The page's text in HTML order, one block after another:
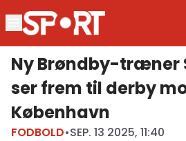
Ny Brøndby-træner
ser frem til derby
København
FODBOLD•SEP. 13 2025, 11:40